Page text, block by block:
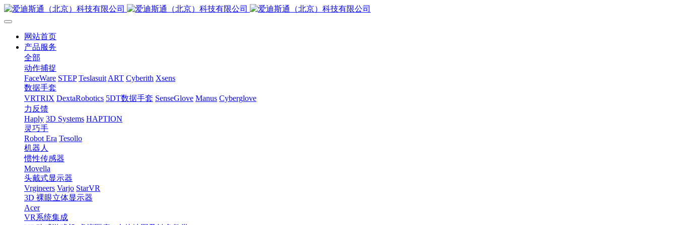
网站首页
产品服务
全部
动作捕捉
FaceWare STEP Teslasuit ART Cyberith Xsens
数据手套
VRTRIX DextaRobotics 5DT数据手套 SenseGlove Manus Cyberglove
力反馈
Haply 3D Systems HAPTION
灵巧手
Robot Era Tesollo
机器人
惯性传感器
Movella
头戴式显示器
Vrgineers Varjo StarVR
3D 裸眼立体显示器
Acer
VR系统集成